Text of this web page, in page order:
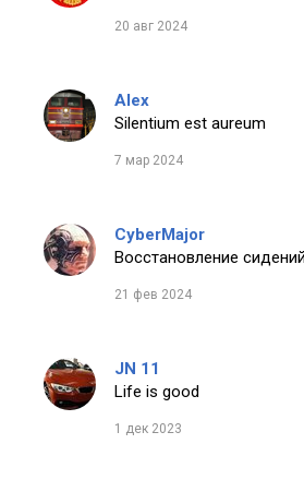
20 авг 2024
Alex
Silentium est aureum
7 мар 2024
CyberMajor
Восстановление
21 фев 2024
JN 11
Life is good
1 дек 2023